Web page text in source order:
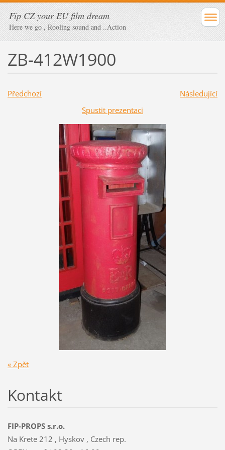
Fip CZ your EU film dream
Here we go , Rooling sound and ..Action
ZB-412W1900
Předchozí
Následující
Spustit prezentaci
« Zpět
Kontakt
FIP-PROPS s.r.o.
Na Krete 212 , Hyskov , Czech rep.